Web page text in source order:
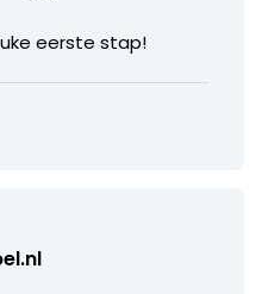
eerste stap!